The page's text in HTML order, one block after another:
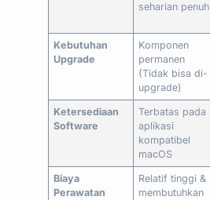
seharian penuh
Kebutuhan
Upgrade
Komponen
permanen
(Tidak bisa di-
upgrade)
Ketersediaan
Software
Terbatas pada
aplikasi
kompatibel
macOS
Biaya
Perawatan
Relatif tinggi &
membutuhkan